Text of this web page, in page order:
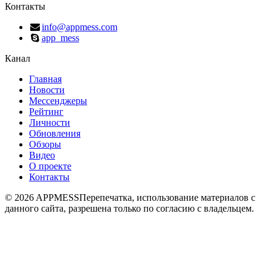
Контакты
info@appmess.com
app_mess
Канал
Главная
Новости
Мессенджеры
Рейтинг
Личности
Обновления
Обзоры
Видео
О проекте
Контакты
© 2026 APPMESSПерепечатка, использование материалов с
данного сайта, разрешена только по согласию с владельцем.